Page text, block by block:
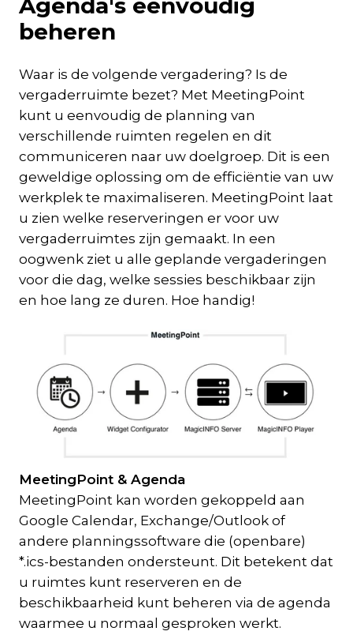
Agenda's eenvoudig
beheren
Waar is de volgende vergadering? Is de
vergaderruimte bezet? Met MeetingPoint
kunt u eenvoudig de planning van
verschillende ruimten regelen en dit
communiceren naar uw doelgroep. Dit is een
geweldige oplossing om de efficiëntie van uw
werkplek te maximaliseren. MeetingPoint laat
u zien welke reserveringen er voor uw
vergaderruimtes zijn gemaakt. In een
oogwenk ziet u alle geplande vergaderingen
voor die dag, welke sessies beschikbaar zijn
en hoe lang ze duren. Hoe handig!
MeetingPoint & Agenda
MeetingPoint kan worden gekoppeld aan
Google Calendar, Exchange/Outlook of
andere planningssoftware die (openbare)
*.ics-bestanden ondersteunt. Dit betekent dat
u ruimtes kunt reserveren en de
beschikbaarheid kunt beheren via de agenda
waarmee u normaal gesproken werkt.